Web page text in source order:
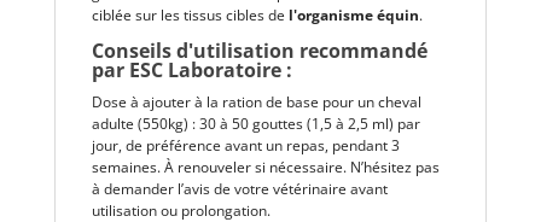
ciblée sur les tissus cibles de l'organisme équin.
Conseils d'utilisation recommandé
par ESC Laboratoire :
Dose à ajouter à la ration de base pour un cheval
adulte (550kg) : 30 à 50 gouttes (1,5 à 2,5 ml) par
jour, de préférence avant un repas, pendant 3
semaines. À renouveler si nécessaire. N’hésitez pas
à demander l’avis de votre vétérinaire avant
utilisation ou prolongation.